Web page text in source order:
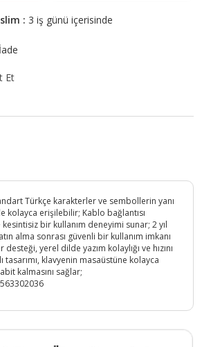
: 3 iş günü içerisinde
Et
Türkçe karakterler ve sembollerin yanı
kolayca erişilebilir; Kablo bağlantısı
bir kullanım deneyimi sunar; 2 yıl
alma sonrası güvenli bir kullanım imkanı
yerel dilde yazım kolaylığı ve hızını
tasarımı, klavyenin masaüstüne kolayca
kalmasını sağlar;